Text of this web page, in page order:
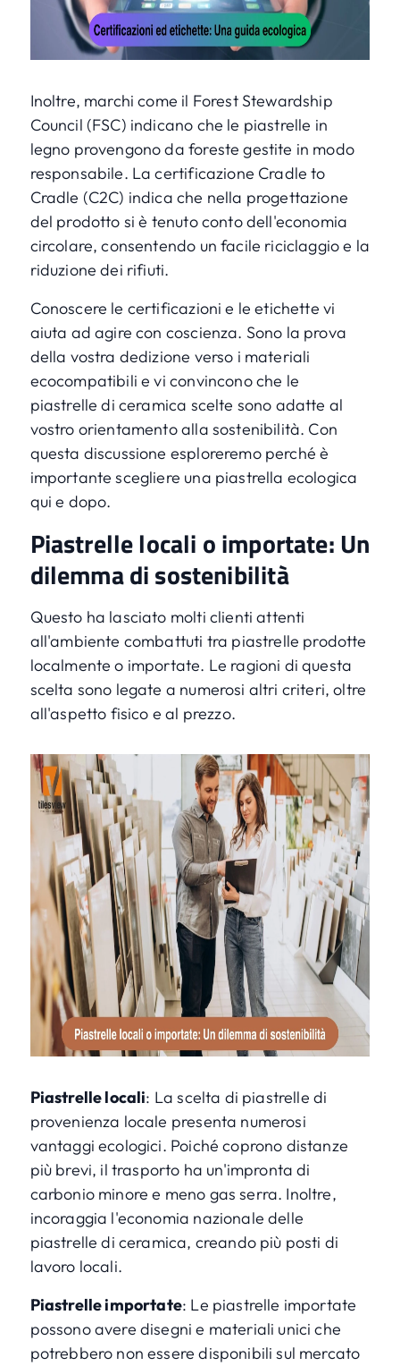
Inoltre, marchi come il Forest Stewardship
Council (FSC) indicano che le piastrelle in
legno provengono da foreste gestite in modo
responsabile. La certificazione Cradle to
Cradle (C2C) indica che nella progettazione
del prodotto si è tenuto conto dell'economia
circolare, consentendo un facile riciclaggio e la
riduzione dei rifiuti.
Conoscere le certificazioni e le etichette vi
aiuta ad agire con coscienza. Sono la prova
della vostra dedizione verso i materiali
ecocompatibili e vi convincono che le
piastrelle di ceramica scelte sono adatte al
vostro orientamento alla sostenibilità. Con
questa discussione esploreremo perché è
importante scegliere una piastrella ecologica
qui e dopo.
Piastrelle locali o importate: Un
dilemma di sostenibilità
Questo ha lasciato molti clienti attenti
all'ambiente combattuti tra piastrelle prodotte
localmente o importate. Le ragioni di questa
scelta sono legate a numerosi altri criteri, oltre
all'aspetto fisico e al prezzo.
Piastrelle locali: La scelta di piastrelle di
provenienza locale presenta numerosi
vantaggi ecologici. Poiché coprono distanze
più brevi, il trasporto ha un'impronta di
carbonio minore e meno gas serra. Inoltre,
incoraggia l'economia nazionale delle
piastrelle di ceramica, creando più posti di
lavoro locali.
Piastrelle importate: Le piastrelle importate
possono avere disegni e materiali unici che
potrebbero non essere disponibili sul mercato